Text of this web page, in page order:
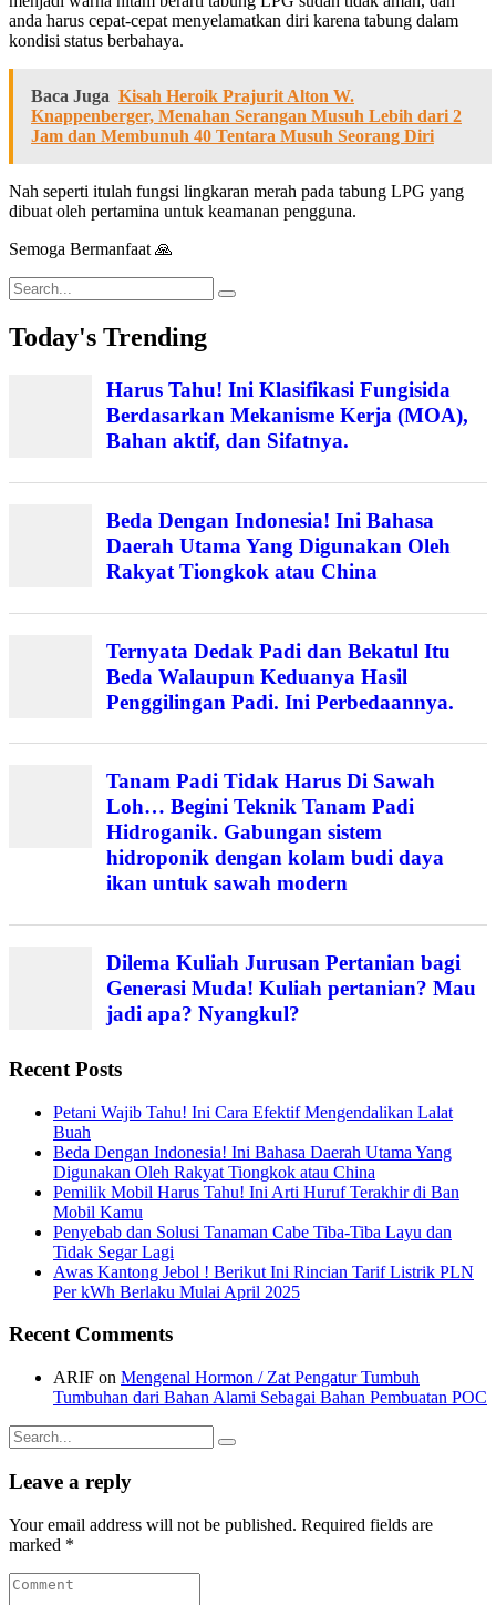
anda harus cepat-cepat menyelamatkan diri karena tabung dalam
kondisi status berbahaya.
Baca Juga Kisah Heroik Prajurit Alton W.
Knappenberger, Menahan Serangan Musuh Lebih dari 2
Jam dan Membunuh 40 Tentara Musuh Seorang Diri
Nah seperti itulah fungsi lingkaran merah pada tabung LPG yang
dibuat oleh pertamina untuk keamanan pengguna.
Semoga Bermanfaat 🙏
Search
for:
Today's Trending
Harus Tahu! Ini Klasifikasi Fungisida
Berdasarkan Mekanisme Kerja (MOA),
Bahan aktif, dan Sifatnya.
Beda Dengan Indonesia! Ini Bahasa
Daerah Utama Yang Digunakan Oleh
Rakyat Tiongkok atau China
Ternyata Dedak Padi dan Bekatul Itu
Beda Walaupun Keduanya Hasil
Penggilingan Padi. Ini Perbedaannya.
Tanam Padi Tidak Harus Di Sawah
Loh… Begini Teknik Tanam Padi
Hidroganik. Gabungan sistem
hidroponik dengan kolam budi daya
ikan untuk sawah modern
Dilema Kuliah Jurusan Pertanian bagi
Generasi Muda! Kuliah pertanian? Mau
jadi apa? Nyangkul?
Recent Posts
Petani Wajib Tahu! Ini Cara Efektif Mengendalikan Lalat
Buah
Beda Dengan Indonesia! Ini Bahasa Daerah Utama Yang
Digunakan Oleh Rakyat Tiongkok atau China
Pemilik Mobil Harus Tahu! Ini Arti Huruf Terakhir di Ban
Mobil Kamu
Penyebab dan Solusi Tanaman Cabe Tiba-Tiba Layu dan
Tidak Segar Lagi
Awas Kantong Jebol ! Berikut Ini Rincian Tarif Listrik PLN
Per kWh Berlaku Mulai April 2025
Recent Comments
ARIF on Mengenal Hormon / Zat Pengatur Tumbuh
Tumbuhan dari Bahan Alami Sebagai Bahan Pembuatan POC
Search
for:
Leave a reply
Your email address will not be published. Required fields are
marked *